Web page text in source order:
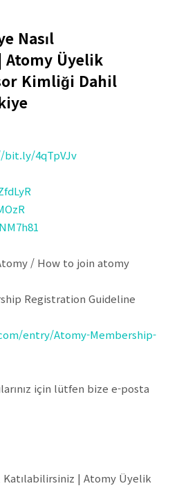
Nasıl
Atomy Üyelik
Kimliği Dahil
4qTpVJv
/ How to join atomy
Registration Guideline
entry/Atomy-Membership-
için lütfen bize e-posta
Katılabilirsiniz | Atomy Üyelik